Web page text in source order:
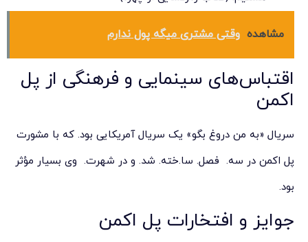
مشاهده وقتی مشتری میگه پول ندارم
اقتباس‌های سینمایی و فرهنگی از پل
اکمن
سریال «به من دروغ بگو» یک سریال آمریکایی بود. که با مشورت
پل اکمن در سه. فصل. سا.خته. شد. و در شهرت. وی بسیار مؤثر
بود.
جوایز و افتخارات پل اکمن